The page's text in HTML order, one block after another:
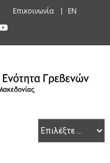
Επικοινωνία ΕΝ